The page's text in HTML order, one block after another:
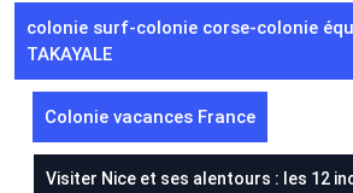
colonie surf-colonie corse-colonie
TAKAYALE
Colonie vacances France
Visiter Nice et ses alentours : les 12